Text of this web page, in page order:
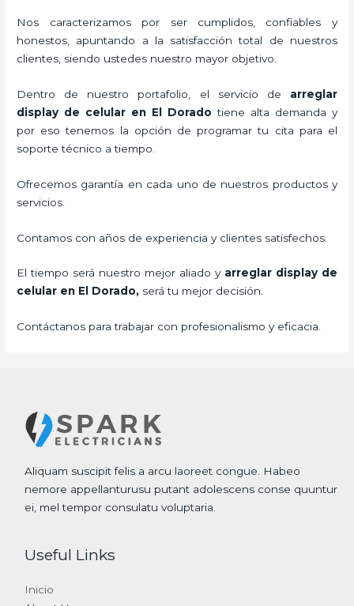
Nos caracterizamos por ser cumplidos, confiables y
honestos, apuntando a la satisfacción total de nuestros
clientes, siendo ustedes nuestro mayor objetivo.
Dentro de nuestro portafolio, el servicio de arreglar
display de celular en El Dorado tiene alta demanda y
por eso tenemos la opción de programar tu cita para el
soporte técnico a tiempo.
Ofrecemos garantía en cada uno de nuestros productos y
servicios.
Contamos con años de experiencia y clientes satisfechos.
El tiempo será nuestro mejor aliado y arreglar display de
celular en El Dorado, será tu mejor decisión.
Contáctanos para trabajar con profesionalismo y eficacia.
Aliquam suscipit felis a arcu laoreet congue. Habeo
nemore appellanturusu putant adolescens conse quuntur
ei, mel tempor consulatu voluptaria.
Useful Links
Inicio